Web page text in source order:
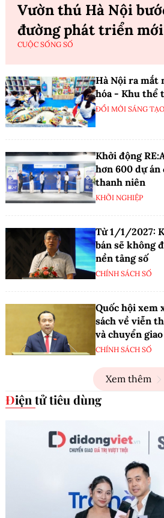
Vườn thú Hà Nội
đường phát triển
CUỘC SỐNG SỐ
Hà Nội ra mắt
hóa - Khu thể
ĐỔI MỚI SÁNG TẠO
Khởi động
hơn 600 dự án
thanh niên
KHỞI NGHIỆP
Từ 1/1/2027:
bán sẽ không
nền tảng số
CHÍNH SÁCH SỐ
Quốc hội xem
sách về viễn
và chuyển
CHÍNH SÁCH SỐ
Xem thêm
Điện tử tiêu dùng